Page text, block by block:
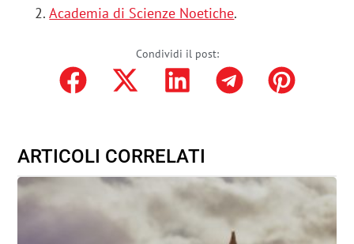
Academia di Scienze Noetiche.
Condividi il post:
ARTICOLI CORRELATI